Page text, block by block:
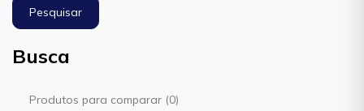
Busca
Produtos para comparar (0)